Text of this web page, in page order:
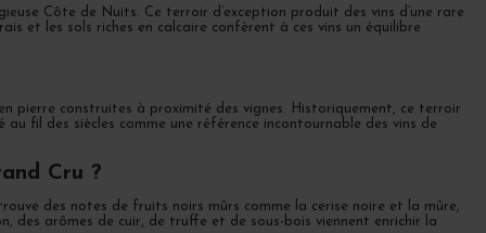
Côte de Nuits. Ce terroir d’exception produit des vins d’une rare
et les sols riches en calcaire confèrent à ces vins un équilibre
pierre construites à proximité des vignes. Historiquement, ce terroir
fil des siècles comme une référence incontournable des vins de
Cru ?
des notes de fruits noirs mûrs comme la cerise noire et la mûre,
des arômes de cuir, de truffe et de sous-bois viennent enrichir la